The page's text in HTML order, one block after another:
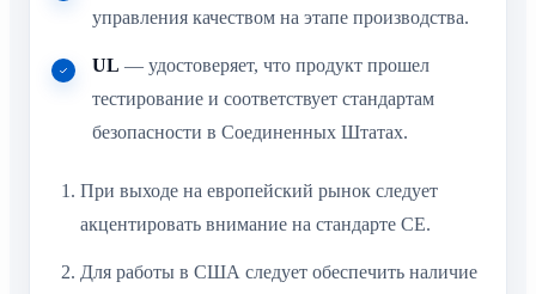
управления качеством на этапе производства.
UL — удостоверяет, что продукт прошел
тестирование и соответствует стандартам
безопасности в Соединенных Штатах.
При выходе на европейский рынок следует
акцентировать внимание на стандарте CE.
Для работы в США следует обеспечить наличие